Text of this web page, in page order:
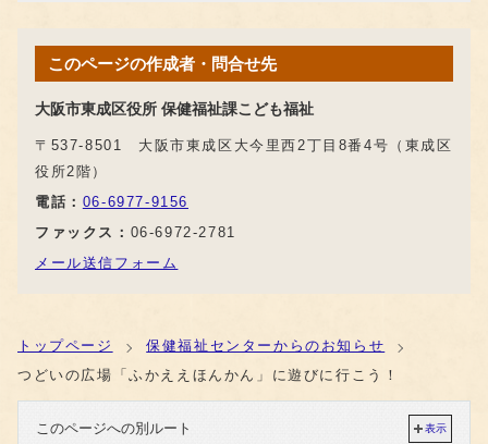
このページの作成者・問合せ先
大阪市東成区役所 保健福祉課こども福祉
〒537-8501 大阪市東成区大今里西2丁目8番4号（東成区
役所2階）
電話： 06-6977-9156
ファックス： 06-6972-2781
メール送信フォーム
トップページ
保健福祉センターからのお知らせ
つどいの広場「ふかええほんかん」に遊びに行こう！
このページへの別ルート 表示